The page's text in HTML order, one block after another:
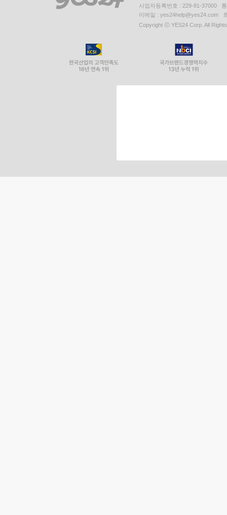
사업자등록번호 : 229-81-37000
이메일 : yes24help@yes24.com
Copyright ⓒ YES24 Corp. All